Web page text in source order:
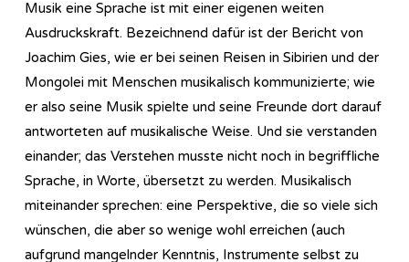
Musik eine Sprache ist mit einer eigenen weiten
Ausdruckskraft. Bezeichnend dafür ist der Bericht von
Joachim Gies, wie er bei seinen Reisen in Sibirien und der
Mongolei mit Menschen musikalisch kommunizierte; wie
er also seine Musik spielte und seine Freunde dort darauf
antworteten auf musikalische Weise. Und sie verstanden
einander; das Verstehen musste nicht noch in begriffliche
Sprache, in Worte, übersetzt zu werden. Musikalisch
miteinander sprechen: eine Perspektive, die so viele sich
wünschen, die aber so wenige wohl erreichen (auch
aufgrund mangelnder Kenntnis, Instrumente selbst zu